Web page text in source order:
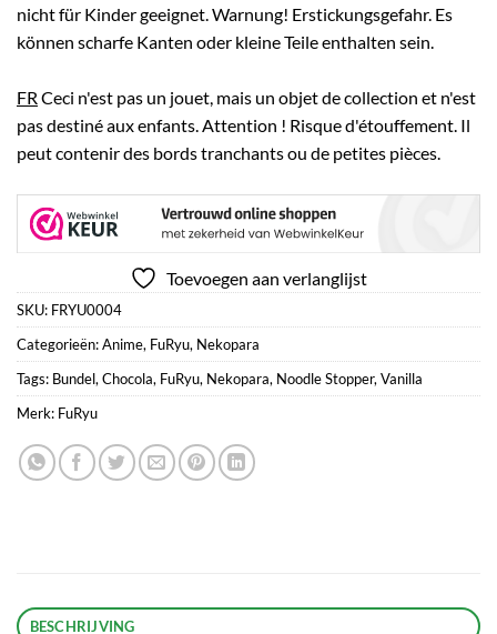
nicht für Kinder geeignet. Warnung! Erstickungsgefahr. Es
können scharfe Kanten oder kleine Teile enthalten sein.
FR Ceci n'est pas un jouet, mais un objet de collection et n'est
pas destiné aux enfants. Attention ! Risque d'étouffement. Il
peut contenir des bords tranchants ou de petites pièces.
Toevoegen aan verlanglijst
SKU: FRYU0004
Categorieën:Anime, FuRyu, Nekopara
Tags: Bundel,Chocola, FuRyu, Nekopara, Noodle Stopper,Vanilla
Merk: FuRyu
BESCHRIJVING